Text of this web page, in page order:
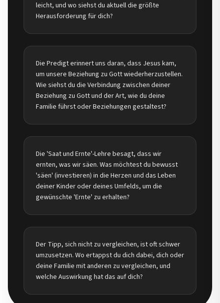
leicht, und wo siehst du aktuell die größte
Herausforderung für dich?
Die Predigt erinnert uns daran, dass Jesus kam,
um unsere Beziehung zu Gott wiederherzustellen.
Wie siehst du die Verbindung zwischen deiner
Beziehung zu Gott und der Art, wie du deine
Familie führst oder Beziehungen gestaltest?
Die 'Saat und Ernte'-Lehre besagt, dass wir
ernten, was wir säen. Was möchtest du bewusst
'säen' (investieren) in die Herzen und das Leben
deiner Kinder oder deines Umfelds, um die
gewünschte 'Ernte' zu erhalten?
Der Tipp, sich nicht zu vergleichen, ist oft schwer
umzusetzen. Wo ertappst du dich dabei, dich oder
deine Familie mit anderen zu vergleichen, und
welche Auswirkung hat das auf dich?